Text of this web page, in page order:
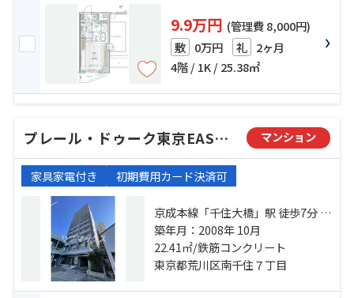
9.9万円 (管理費 8,000円)
敷 0万円 礼 2ヶ月
4階 / 1K / 25.38㎡
プレール・ドゥーク東京EASTⅣ RiverSide マンション
家具家電付き 初期費用カード決済可
京成本線「千住大橋」駅 徒歩7分 常
磐線「南千住」駅 徒歩10分 都電荒
川線「三ノ輪橋」駅 徒歩14分
築年月：2008年 10月
22.41㎡/鉄筋コンクリート
東京都荒川区南千住７丁目